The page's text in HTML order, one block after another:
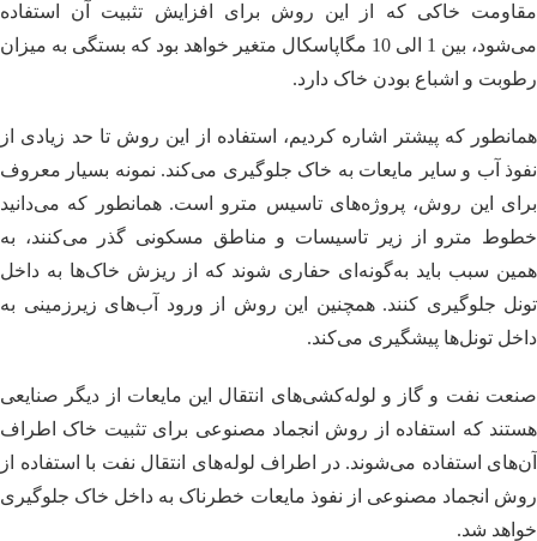
مقاومت خاکی که از این روش برای افزایش تثبیت آن استفاده
می‌شود، بین 1 الی 10 مگاپاسکال متغیر خواهد بود که بستگی به میزان
رطوبت و اشباع بودن خاک دارد.
همانطور که پیشتر اشاره کردیم، استفاده از این روش تا حد زیادی از
نفوذ آب و سایر مایعات به خاک جلوگیری می‌کند. نمونه بسیار معروف
برای این روش، پروژه‌های تاسیس مترو است. همانطور که می‌دانید
خطوط مترو از زیر تاسیسات و مناطق مسکونی گذر می‌کنند، به
همین سبب باید به‌گونه‌ای حفاری شوند که از ریزش خاک‌ها به داخل
تونل جلوگیری کنند. همچنین این روش از ورود آب‌های زیرزمینی به
داخل تونل‌ها پیشگیری می‌کند.
صنعت نفت و گاز و لوله‌کشی‌های انتقال این مایعات از دیگر صنایعی
هستند که استفاده از روش انجماد مصنوعی برای تثبیت خاک اطراف
آن‌های استفاده می‌شوند. در اطراف لوله‌های انتقال نفت با استفاده از
روش انجماد مصنوعی از نفوذ مایعات خطرناک به داخل خاک جلوگیری
خواهد شد.